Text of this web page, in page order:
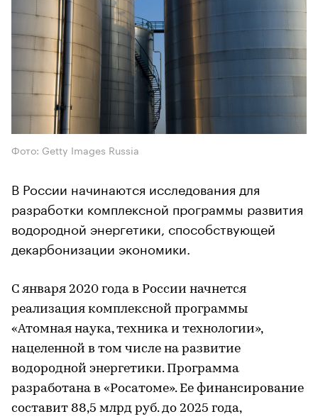
Фото: Getty Images Russia
В России начинаются исследования для
разработки комплексной программы развития
водородной энергетики, способствующей
декарбонизации экономики.
С января 2020 года в России начнется
реализация комплексной программы
«Атомная наука, техника и технологии»,
нацеленной в том числе на развитие
водородной энергетики. Программа
разработана в «Росатоме». Ее финансирование
составит 88,5 млрд руб. до 2025 года,